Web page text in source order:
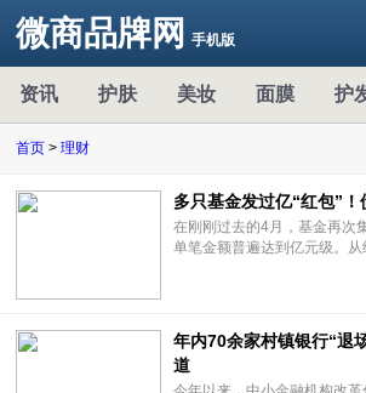
微商品牌网 手机版
资讯 护肤 美妆 面膜 护
首页 > 理财
多只基金发过亿“红包”
在刚刚过去的4月，基金再次
单笔金额普遍达到亿元级。
年内70余家村镇银行“退
道